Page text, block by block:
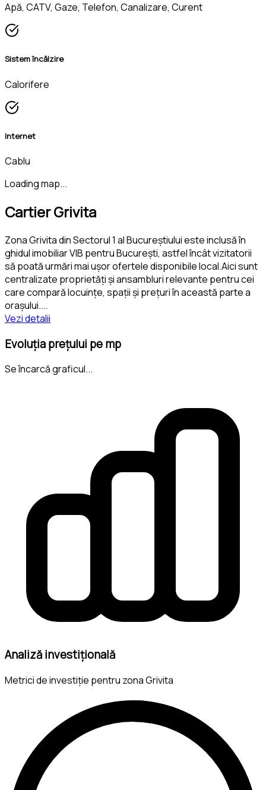
Apă, CATV, Gaze, Telefon, Canalizare, Curent
Sistem încălzire
Calorifere
Internet
Cablu
Loading map...
Cartier Grivita
Zona Grivita din Sectorul 1 al Bucureștiului este inclusă în
ghidul imobiliar VIB pentru București, astfel încât vizitatorii
să poată urmări mai ușor ofertele disponibile local.Aici sunt
centralizate proprietăți și ansambluri relevante pentru cei
care compară locuințe, spații și prețuri în această parte a
orașului....
Vezi detalii
Evoluția prețului pe mp
Se încarcă graficul...
Analiză investițională
Metrici de investiție pentru zona Grivita